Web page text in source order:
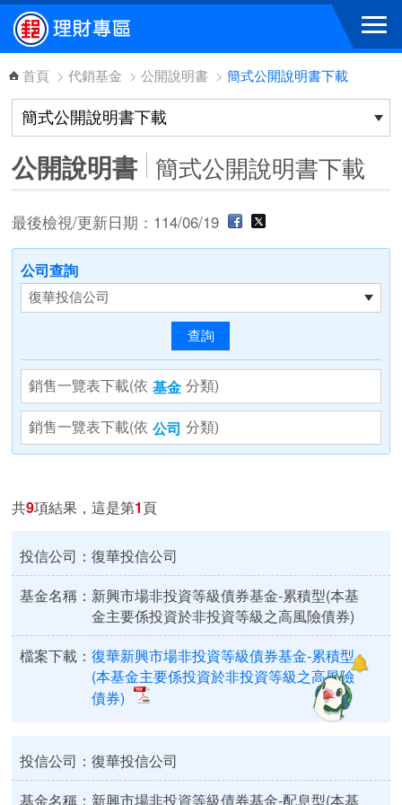
跳到主要內容區塊
首頁 > 代銷基金 > 公開說明書 > 簡式公開說明書下載
公開說明書 簡式公開說明書下載
最後檢視/更新日期：114/06/19
公司查詢
銷售一覽表下載(依 基金 分類)
銷售一覽表下載(依 公司 分類)
共9項結果，這是第1頁
投信公司： 復華投信公司
基金名稱： 新興市場非投資等級債券基金-累積型(本基
金主要係投資於非投資等級之高風險債券)
檔案下載： 復華新興市場非投資等級債券基金-累積型
(本基金主要係投資於非投資等級之高風險
債券)
投信公司： 復華投信公司
基金名稱： 新興市場非投資等級債券基金-配息型(本基